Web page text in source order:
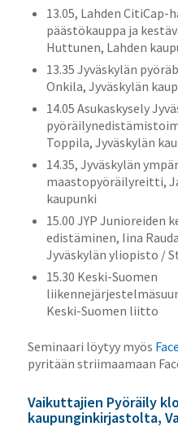
13.05, Lahden CitiCap-
päästökauppa ja
Huttunen, Lahden
13.35 Jyväskylän
Onkila, Jyväskylän
14.05 Asukaskysely
Toppila, Jyväskylän
14.35, Jyväskylän
maastopyöräilyreitti,
kaupunki
15.00 JYP Junioreiden
edistäminen, Iina
Jyväskylän yliopisto /
15.30 Keski-Suomen
Keski-Suomen liitto
Seminaari löytyy myös
pyritään striimaamaan
Vaikuttajien Pyöräily
kaupunginkirjastolta,